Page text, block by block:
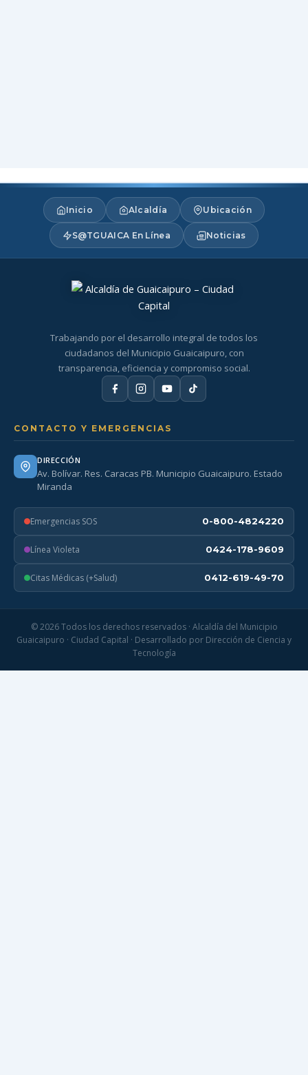
Inicio Alcaldía Ubicación
S@TGUAICA En Línea Noticias
Trabajando por el desarrollo integral de todos los
ciudadanos del Municipio Guaicaipuro, con
transparencia, eficiencia y compromiso social.
CONTACTO Y EMERGENCIAS
DIRECCIÓN
Av. Bolívar. Res. Caracas PB. Municipio Guaicaipuro. Estado
Miranda
Emergencias SOS 0-800-4824220
Línea Violeta 0424-178-9609
Citas Médicas (+Salud) 0412-619-49-70
© 2026 Todos los derechos reservados · Alcaldía del Municipio
Guaicaipuro · Ciudad Capital · Desarrollado por Dirección de Ciencia y
Tecnología